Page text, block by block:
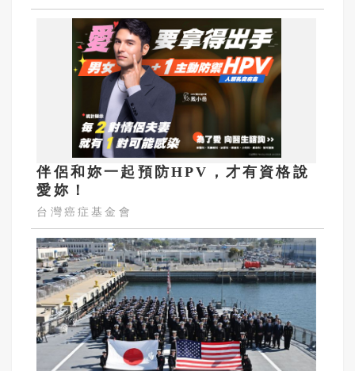
美國大豆
伴侶和妳一起預防HPV，才有資格說
愛妳！
台灣癌症基金會